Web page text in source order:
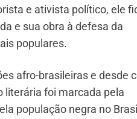
e ativista político, ele
e sua obra à defesa da
populares.
afro-brasileiras e desde
literária foi marcada pela
população negra no